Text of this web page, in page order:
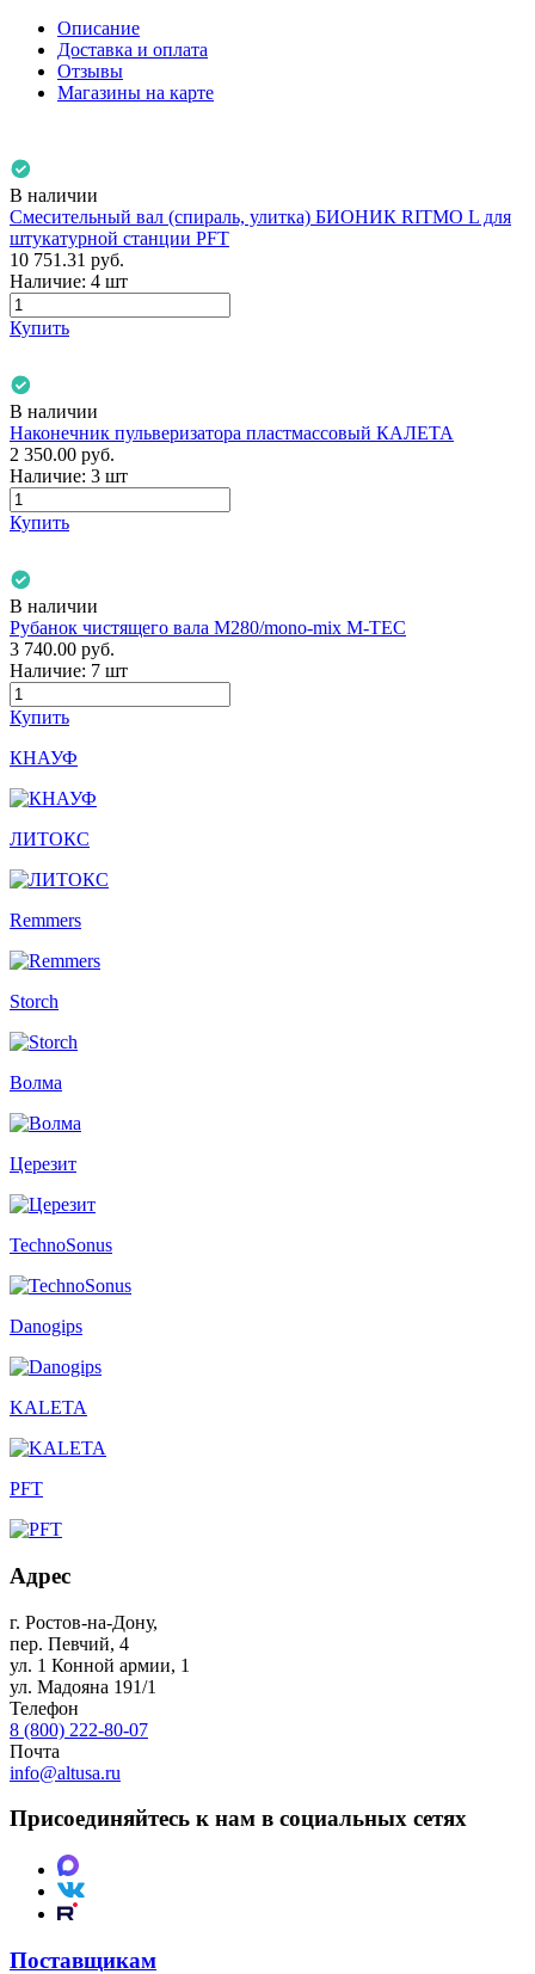
Описание
Доставка и оплата
Отзывы
Магазины на карте
В наличии
Смесительный вал (спираль, улитка) БИОНИК RITMO L для
штукатурной станции PFT
10 751.31 руб.
Наличие: 4 шт
Купить
В наличии
Наконечник пульверизатора пластмассовый КАЛЕТА
2 350.00 руб.
Наличие: 3 шт
Купить
В наличии
Рубанок чистящего вала М280/mono-mix M-TEC
3 740.00 руб.
Наличие: 7 шт
Купить
КНАУФ
ЛИТОКС
Remmers
Storch
Волма
Церезит
TechnoSonus
Danogips
KALETA
PFT
Адрес
г. Ростов-на-Дону,
пер. Певчий, 4
ул. 1 Конной армии, 1
ул. Мадояна 191/1
Телефон
8 (800) 222-80-07
Почта
info@altusa.ru
Присоединяйтесь к нам в социальных сетях
Поставщикам